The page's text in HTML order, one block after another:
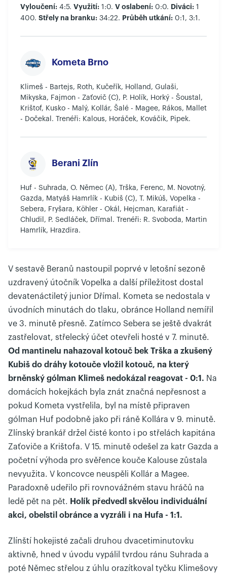
Vyloučení: 4:5. Využití: 1:0. V oslabení: 0:0. Diváci: 1
400. Střely na branku: 34:22. Průběh utkání: 0:1, 3:1.
Kometa Brno
Klimeš - Bartejs, Roth, Kučeřík, Holland, Gulaši,
Mikyska, Fajmon - Zaťovič (C), P. Holík, Horký - Šoustal,
Krištof, Kusko - Malý, Kollár, Šalé - Magee, Rákos, Mallet
- Dočekal. Trenéři: Kalous, Horáček, Kováčik, Pipek.
Berani Zlín
Huf - Suhrada, O. Němec (A), Trška, Ferenc, M. Novotný,
Gazda, Matyáš Hamrlík - Kubiš (C), T. Mikúš, Vopelka -
Sebera, Fryšara, Köhler - Okál, Hejcman, Karafiát -
Chludil, P. Sedláček, Dřímal. Trenéři: R. Svoboda, Martin
Hamrlík, Hrazdira.
V sestavě Beranů nastoupil poprvé v letošní sezoně
uzdravený útočník Vopelka a další příležitost dostal
devatenáctiletý junior Dřímal. Kometa se nedostala v
úvodních minutách do tlaku, obránce Holland nemířil
ve 3. minutě přesně. Zatímco Sebera se ještě dvakrát
zastřelovat, střelecký účet otevřeli hosté v 7. minutě.
Od mantinelu nahazoval kotouč bek Trška a zkušený
Kubiš do dráhy kotouče vložil kotouč, na který
brněnský gólman Klimeš nedokázal reagovat - 0:1. Na
domácích hokejkách byla znát značná nepřesnost a
pokud Kometa vystřelila, byl na místě připraven
gólman Huf podobně jako při ráně Kollára v 9. minutě.
Zlínský brankář držel čisté konto i po střelách kapitána
Zaťoviče a Krištofa. V 15. minutě odešel za katr Gazda a
početní výhoda pro svěřence kouče Kalouse zůstala
nevyužita. V koncovce neuspěli Kollár a Magee.
Paradoxně udeřilo při rovnovážném stavu hráčů na
ledě pět na pět. Holík předvedl skvělou individuální
akci, obelstil obránce a vyzráli i na Hufa - 1:1.
Zlínští hokejisté začali druhou dvacetiminutovku
aktivně, hned v úvodu vypálil tvrdou ránu Suhrada a
poté Němec střelou z úhlu orazítkoval tyčku Klimešovy